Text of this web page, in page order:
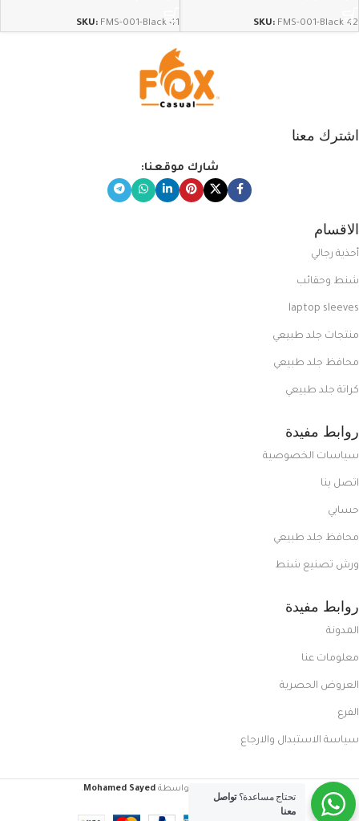
SKU: FMS-001-Black-42
SKU: FMS-001-Black-41
اشترك معنا
شارك موقعنا:
الاقسام
أحذية رجالي
شنط وحقائب
laptop sleeves
منتجات جلد طبيعي
محافظ جلد طبيعي
كراتة جلد طبيعي
روابط مفيدة
سياسات الخصوصية
اتصل بنا
حسابي
محافظ جلد طبيعي
ورش تصنيع شنط
روابط مفيدة
المدونة
معلومات عنا
العروض الحصرية
الفرع
سياسة الاستبدال والارجاع
تم إنشاؤه بواسطةMohamed Sayed
.
تحتاج مساعدة؟تواصل
معنا